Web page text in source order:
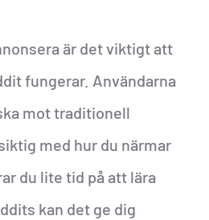
är det viktigt att
fungerar. Användarna
mot traditionell
med hur du närmar
du lite tid på att lära
kan det ge dig